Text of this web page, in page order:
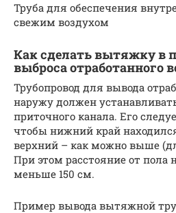
Труба для обеспечения
свежим воздухом
Как сделать вытяжку в
выброса отработанного
Трубопровод для вывода
наружу должен
приточного канала. Его
чтобы нижний край
верхний – как можно выше
При этом расстояние от пола
меньше 150 см.
Пример вывода вытяжной